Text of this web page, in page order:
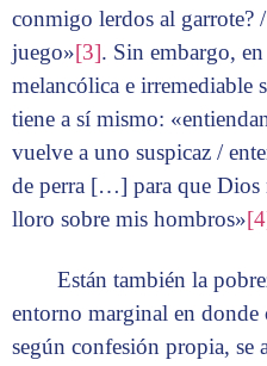
conmigo lerdos al garrote?
juego»[3]. Sin embargo,
melancólica e irremediable
tiene a sí mismo:
vuelve a uno suspicaz /
de perra […] para que Dios
lloro sobre mis hombros»
Están también la
entorno marginal en donde
según confesión propia, se